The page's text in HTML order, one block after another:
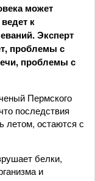
может
к
Эксперт
проблемы с
проблемы с
Пермского
последствия
летом, остаются с
белки,
и